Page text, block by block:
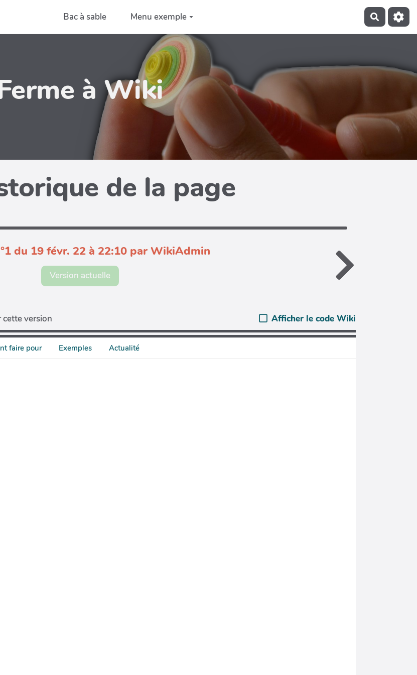
Bac à sable Menu exemple
à Wiki
de la page
du 19 févr. 22 à 22:10 par WikiAdmin
Version actuelle
version Afficher le code Wiki